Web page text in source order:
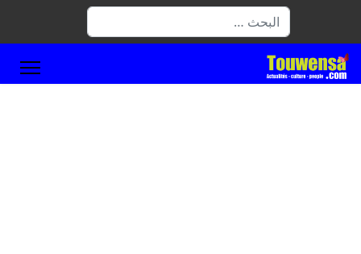
البحث